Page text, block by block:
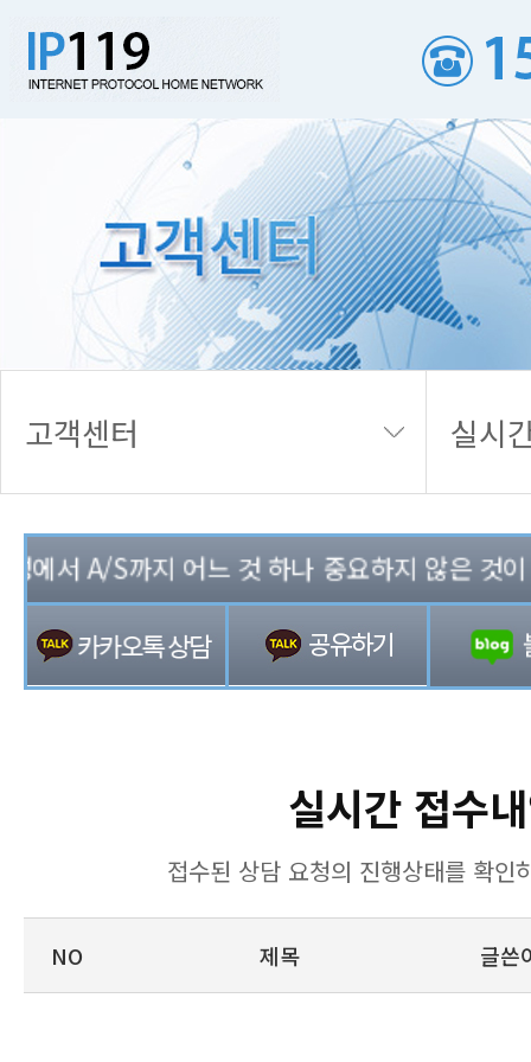
고객센터 실시
에서 A/S까지 어느 것 하나 중요하지 않은 것
실시간 접수
접수된 상담 요청의 진행상태를 확인
NO 제목 글쓴